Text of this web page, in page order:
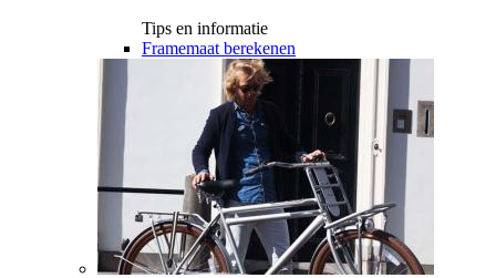
Tips en informatie
Framemaat berekenen